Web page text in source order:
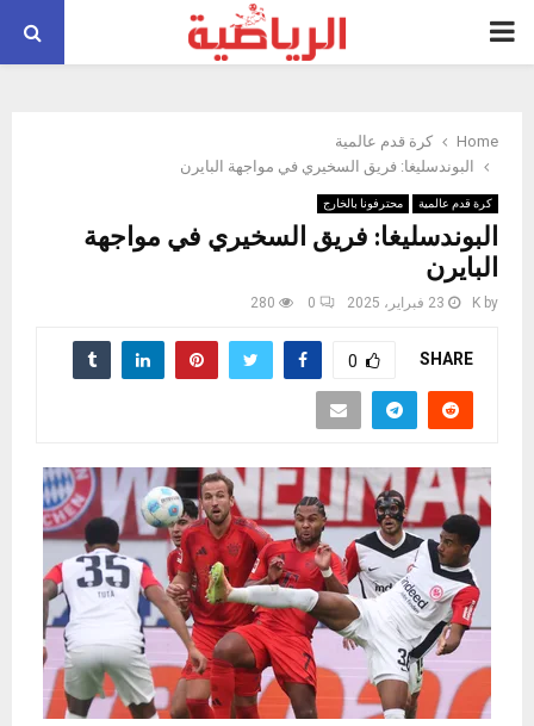
PRIMARY
Home
كرة قدم عالمية
البوندسليغا: فريق السخيري في مواجهة البايرن
كرة قدم عالمية محترفونا بالخارج
البوندسليغا: فريق السخيري في مواجهة
البايرن
by
K 23 فبراير، 2025 0
280
SHARE
0